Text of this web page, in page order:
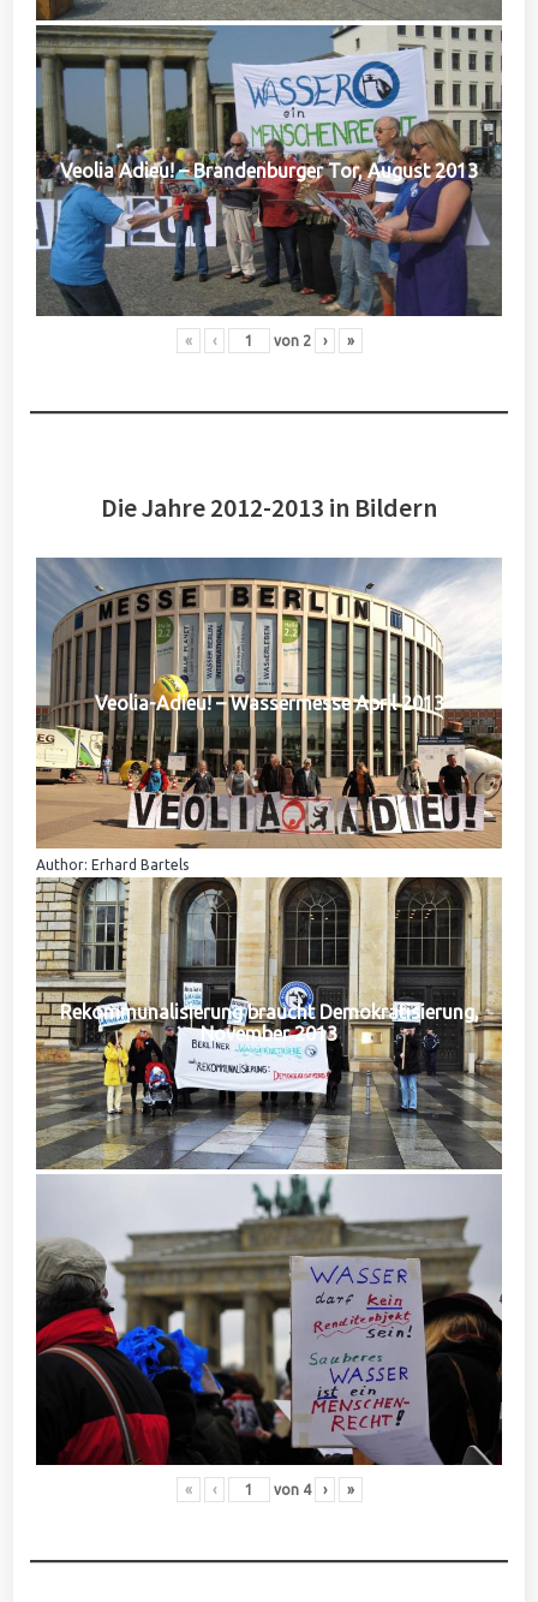
Veolia Adieu! – Brandenburger Tor, August 2013
« ‹ von 2 › »
Die Jahre 2012-2013 in Bildern
Veolia-Adieu! – Wassermesse April 2013
Author: Erhard Bartels
Rekommunalisierung braucht Demokratisierung,
November 2013
« ‹ von 4 › »